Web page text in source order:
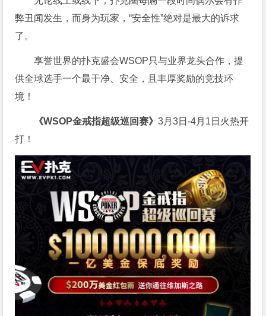
弊丑闻发生，而身为玩家，“安全性”绝对是最大的诉求
了。
享誉世界的扑克盛会WSOP只与业界龙头合作，提
供全球选手一个最干净、安全，且丰厚奖励的竞技环
境！
《WSOP金戒指超级巡回赛》3月3日-4月1日火热开
打！